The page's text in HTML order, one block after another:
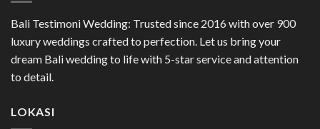
Bali Testimoni Wedding: Trusted since 2016 with over 900
luxury weddings crafted to perfection. Let us bring your
dream Bali wedding to life with 5-star service and attention
to detail.
LOKASI